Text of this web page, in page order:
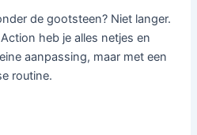
de gootsteen? Niet langer.
heb je alles netjes en
aanpassing, maar met een
routine.